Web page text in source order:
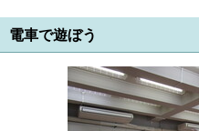
電車で遊ぼう